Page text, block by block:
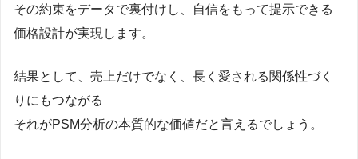
その約束をデータで裏付けし、自信をもって提示できる
価格設計が実現します。
結果として、売上だけでなく、長く愛される関係性づく
りにもつながる
それがPSM分析の本質的な価値だと言えるでしょう。